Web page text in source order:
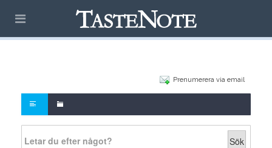
Prenumerera via email
Sök